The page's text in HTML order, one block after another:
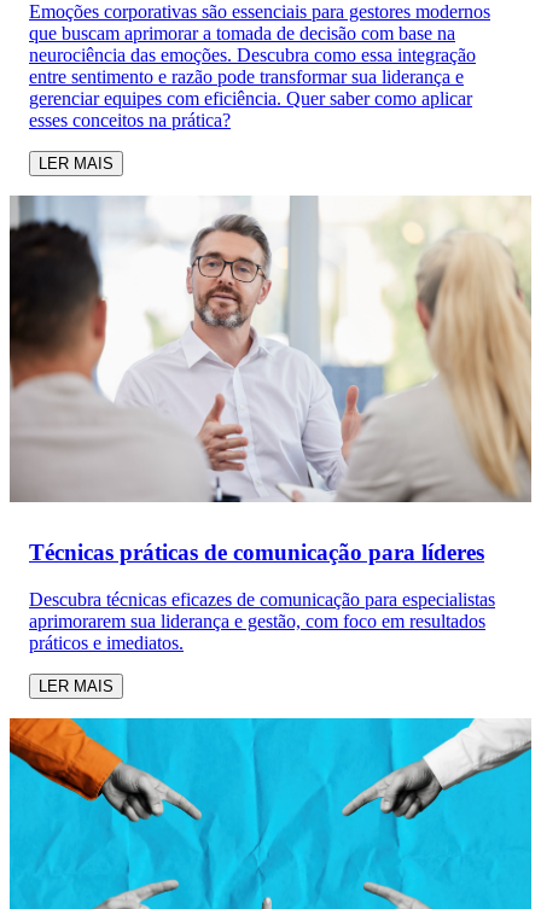
Emoções corporativas são essenciais para gestores modernos
que buscam aprimorar a tomada de decisão com base na
neurociência das emoções. Descubra como essa integração
entre sentimento e razão pode transformar sua liderança e
gerenciar equipes com eficiência. Quer saber como aplicar
esses conceitos na prática?
LER MAIS
Técnicas práticas de comunicação para líderes
Descubra técnicas eficazes de comunicação para especialistas
aprimorarem sua liderança e gestão, com foco em resultados
práticos e imediatos.
LER MAIS